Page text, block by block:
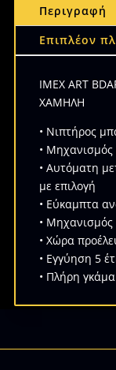
Περιγραφή
Επιπλέον
IMEX ART
ΧΑΜΗΛΗ
• Νιπτήρος
• Μηχανισμός
• Αυτόματη
με επιλογή
• Εύκαμπτα
• Μηχανισμός
• Χώρα
• Εγγύηση 5
• Πλήρη